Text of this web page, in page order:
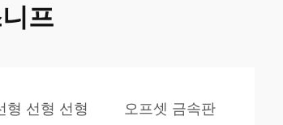
프
형 선형 선형 오프셋 금속판